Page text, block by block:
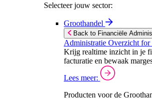
Selecteer jouw sector:
Groothandel
Back to Financiële
Administratie Overzicht for
Krijg realtime inzicht in je
facturatie en bewaak
Lees meer:
Producten voor de